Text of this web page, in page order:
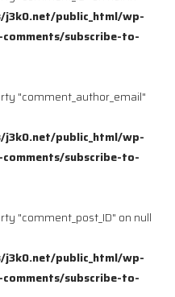
public_html/wp-
subscribe-to-
"comment_author_email"
public_html/wp-
subscribe-to-
"comment_post_ID" on null
public_html/wp-
subscribe-to-